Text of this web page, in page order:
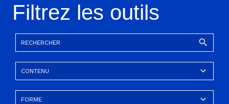
Filtrez les outils